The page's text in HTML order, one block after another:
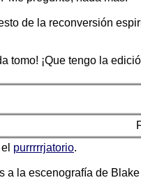
de la reconversión
tomo! ¡Que tengo la
purrrrrjatorio.
a la escenografía de